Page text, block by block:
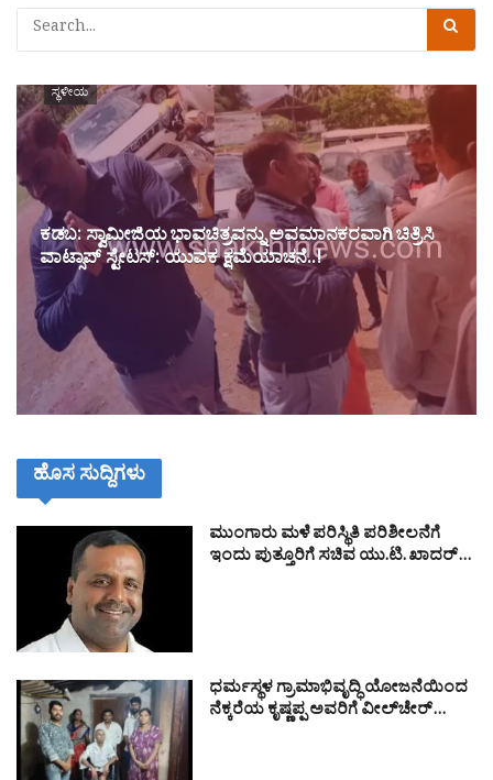
ಸ್ಥಳೀಯ
ಕಡಬ: ಸ್ವಾಮೀಜಿಯ ಭಾವಚಿತ್ರವನ್ನು ಅವಮಾನಕರವಾಗಿ ಚಿತ್ರಿಸಿ
ವಾಟ್ಸಾಪ್ ಸ್ಟೇಟಸ್: ಯುವಕ ಕ್ಷಮೆಯಾಚನೆ..!
ಹೊಸ ಸುದ್ದಿಗಳು
ಮುಂಗಾರು ಮಳೆ ಪರಿಸ್ಥಿತಿ ಪರಿಶೀಲನೆಗೆ
ಇಂದು ಪುತ್ತೂರಿಗೆ ಸಚಿವ ಯು.ಟಿ. ಖಾದರ್…
ಧರ್ಮಸ್ಥಳ ಗ್ರಾಮಾಭಿವೃದ್ಧಿ ಯೋಜನೆಯಿಂದ
ನೆಕ್ಕರೆಯ ಕೃಷ್ಣಪ್ಪ ಅವರಿಗೆ ವೀಲ್‌ಚೇರ್…